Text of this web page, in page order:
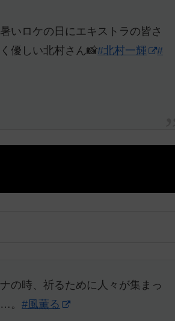
いロケの日にエキストラの皆さ
優しい北村さん📸#北村一輝
#
の時、祈るために人々が集まっ
…。#風薫る